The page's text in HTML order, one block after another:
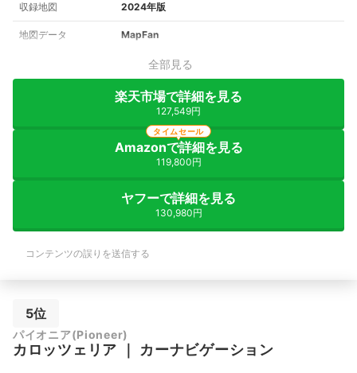
収録地図 2024年版
地図データ MapFan
全部見る
楽天市場で詳細を見る
127,549円
Amazonで詳細を見る
119,800円
タイムセール
ヤフーで詳細を見る
130,980円
コンテンツの誤りを送信する
5位
パイオニア(Pioneer)
カロッツェリア カーナビゲーション